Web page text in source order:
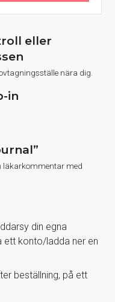
eller
nära dig.
in
läkarkommentar med
din egna
ett konto/ladda ner en
beställning, på ett